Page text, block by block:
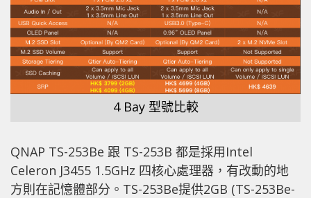
4 Bay 型號比較
QNAP TS-253Be 跟 TS-253B 都是採用Intel
Celeron J3455 1.5GHz 四核心處理器，有改動的地
方則在記憶體部分。TS-253Be提供2GB (TS-253Be-